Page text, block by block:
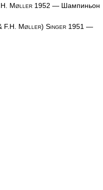
Møller 1952 — Шампиньон
F.H. Møller) Singer 1951 —